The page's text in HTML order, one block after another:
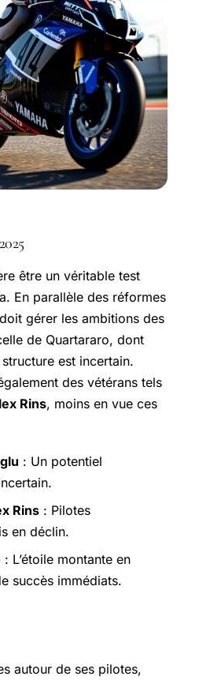
être un véritable test
En parallèle des réformes
gérer les ambitions des
de Quartararo, dont
est incertain.
des vétérans tels
Rins, moins en vue ces
: Un potentiel
Rins : Pilotes
en déclin.
: L’étoile montante en
succès immédiats.
autour de ses pilotes,